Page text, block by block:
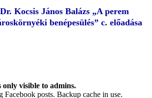
Kocsis János Balázs „A perem
benépesülés” c. előadása
only visible to admins.
Facebook posts. Backup cache in use.